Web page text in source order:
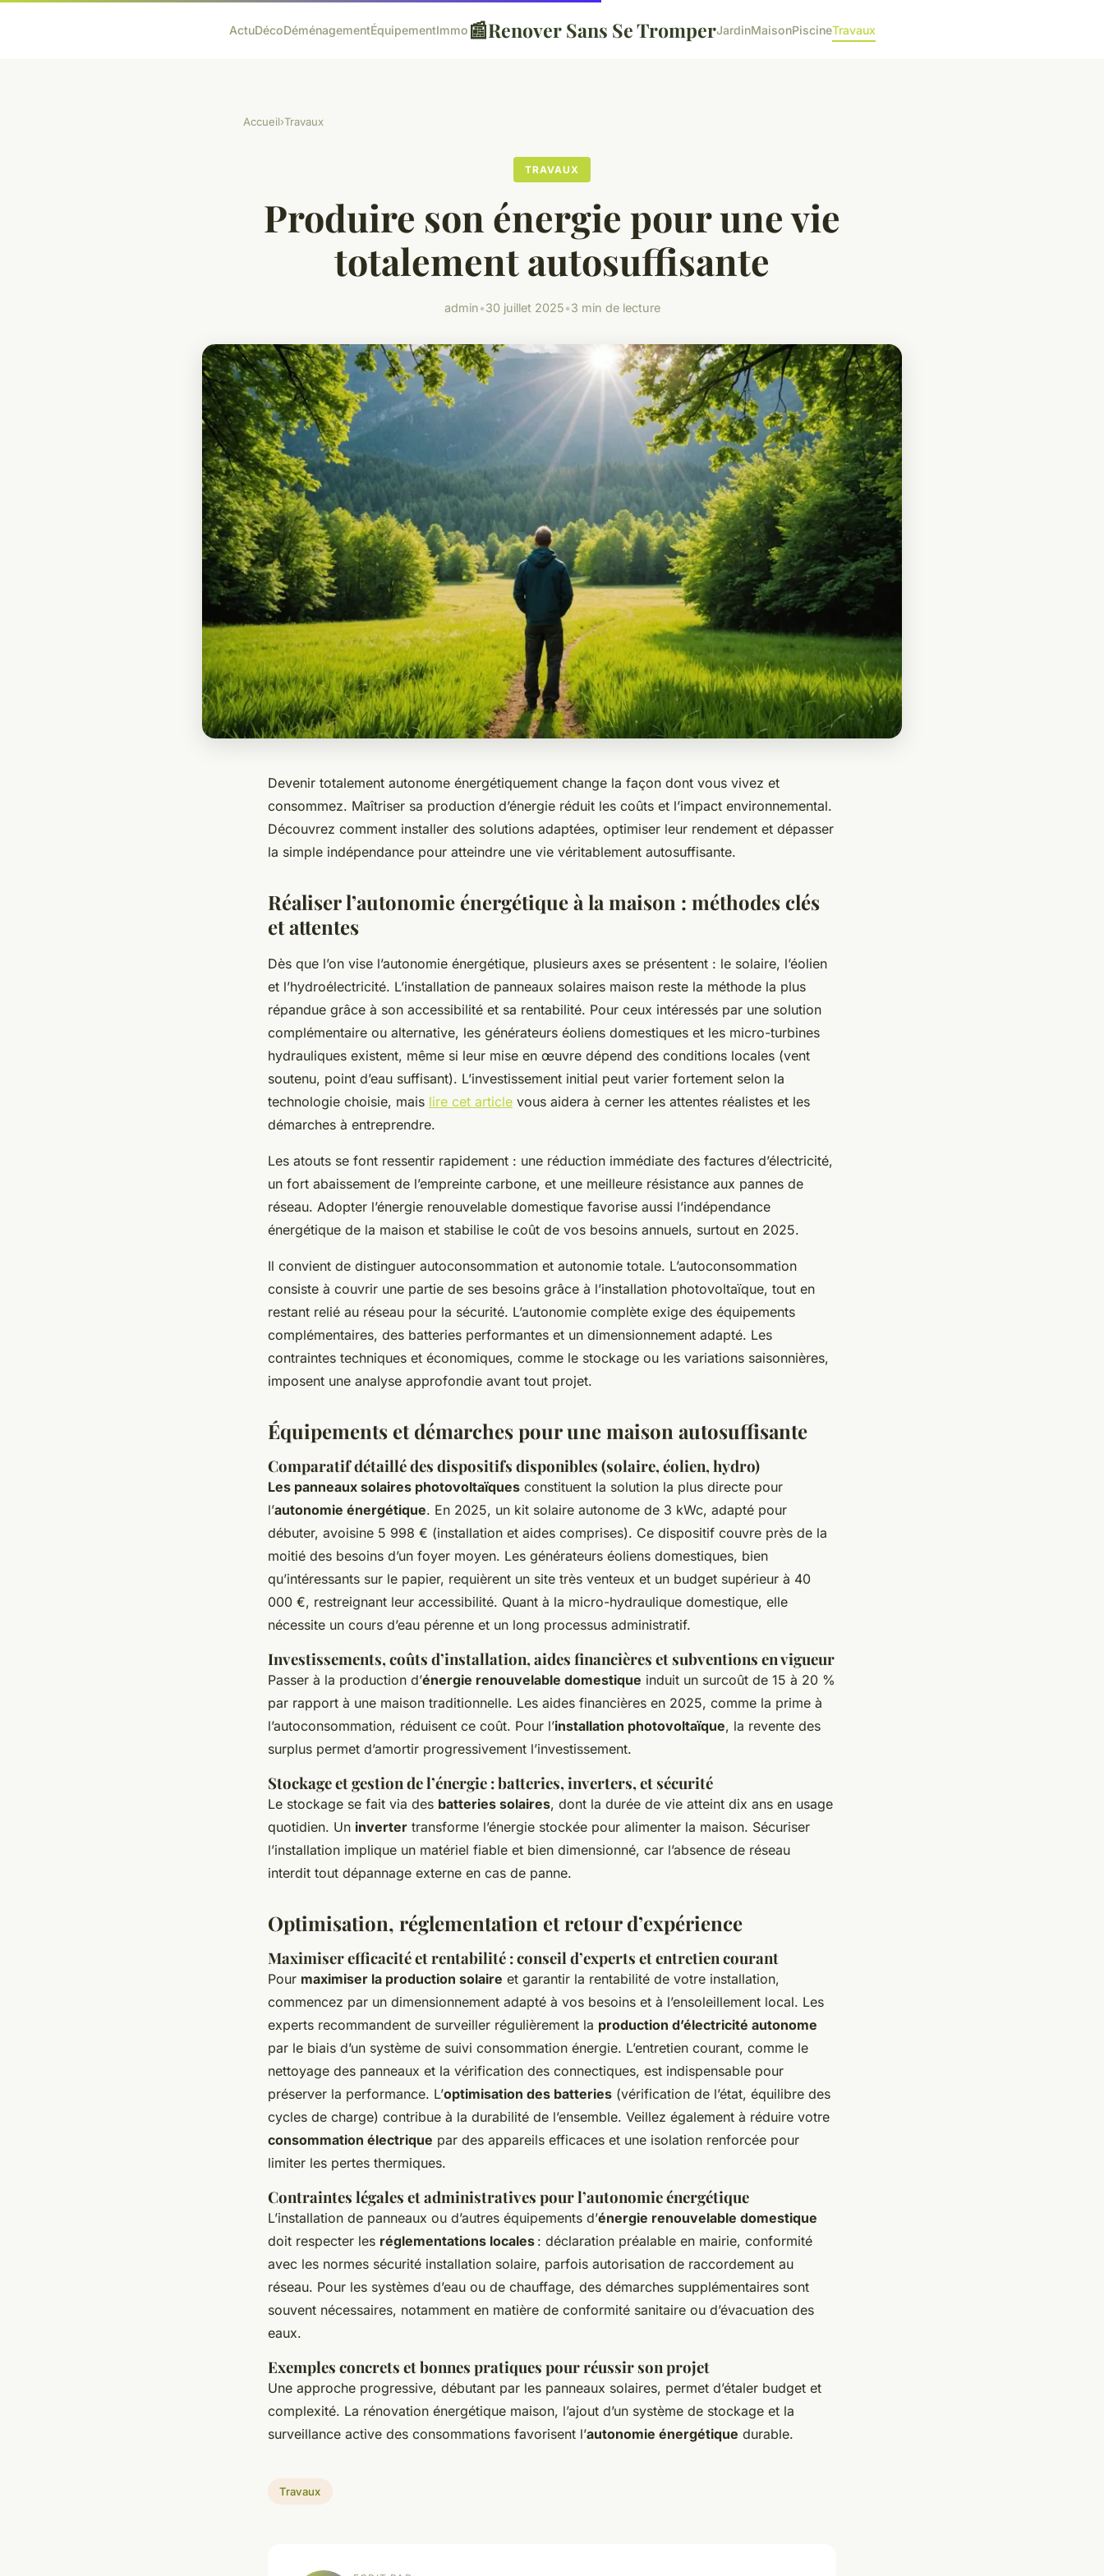
ActuDécoDéménagementÉquipementImmo 📰Renover Sans Se TromperJardinMaisonPiscineTravaux
Accueil›Travaux
TRAVAUX
Produire son énergie pour une vie
totalement autosuffisante
admin•30 juillet 2025•3 min de lecture
Devenir totalement autonome énergétiquement change la façon dont vous vivez et
consommez. Maîtriser sa production d’énergie réduit les coûts et l’impact environnemental.
Découvrez comment installer des solutions adaptées, optimiser leur rendement et dépasser
la simple indépendance pour atteindre une vie véritablement autosuffisante.
Réaliser l’autonomie énergétique à la maison : méthodes clés
et attentes
Dès que l’on vise l’autonomie énergétique, plusieurs axes se présentent : le solaire, l’éolien
et l’hydroélectricité. L’installation de panneaux solaires maison reste la méthode la plus
répandue grâce à son accessibilité et sa rentabilité. Pour ceux intéressés par une solution
complémentaire ou alternative, les générateurs éoliens domestiques et les micro-turbines
hydrauliques existent, même si leur mise en œuvre dépend des conditions locales (vent
soutenu, point d’eau suffisant). L’investissement initial peut varier fortement selon la
technologie choisie, mais lire cet article vous aidera à cerner les attentes réalistes et les
démarches à entreprendre.
Les atouts se font ressentir rapidement : une réduction immédiate des factures d’électricité,
un fort abaissement de l’empreinte carbone, et une meilleure résistance aux pannes de
réseau. Adopter l’énergie renouvelable domestique favorise aussi l’indépendance
énergétique de la maison et stabilise le coût de vos besoins annuels, surtout en 2025.
Il convient de distinguer autoconsommation et autonomie totale. L’autoconsommation
consiste à couvrir une partie de ses besoins grâce à l’installation photovoltaïque, tout en
restant relié au réseau pour la sécurité. L’autonomie complète exige des équipements
complémentaires, des batteries performantes et un dimensionnement adapté. Les
contraintes techniques et économiques, comme le stockage ou les variations saisonnières,
imposent une analyse approfondie avant tout projet.
Équipements et démarches pour une maison autosuffisante
Comparatif détaillé des dispositifs disponibles (solaire, éolien, hydro)
Les panneaux solaires photovoltaïques constituent la solution la plus directe pour
l’autonomie énergétique. En 2025, un kit solaire autonome de 3 kWc, adapté pour
débuter, avoisine 5 998 € (installation et aides comprises). Ce dispositif couvre près de la
moitié des besoins d’un foyer moyen. Les générateurs éoliens domestiques, bien
qu’intéressants sur le papier, requièrent un site très venteux et un budget supérieur à 40
000 €, restreignant leur accessibilité. Quant à la micro-hydraulique domestique, elle
nécessite un cours d’eau pérenne et un long processus administratif.
Investissements, coûts d’installation, aides financières et subventions en vigueur
Passer à la production d’énergie renouvelable domestique induit un surcoût de 15 à 20 %
par rapport à une maison traditionnelle. Les aides financières en 2025, comme la prime à
l’autoconsommation, réduisent ce coût. Pour l’installation photovoltaïque, la revente des
surplus permet d’amortir progressivement l’investissement.
Stockage et gestion de l’énergie : batteries, inverters, et sécurité
Le stockage se fait via des batteries solaires, dont la durée de vie atteint dix ans en usage
quotidien. Un inverter transforme l’énergie stockée pour alimenter la maison. Sécuriser
l’installation implique un matériel fiable et bien dimensionné, car l’absence de réseau
interdit tout dépannage externe en cas de panne.
Optimisation, réglementation et retour d’expérience
Maximiser efficacité et rentabilité : conseil d’experts et entretien courant
Pour maximiser la production solaire et garantir la rentabilité de votre installation,
commencez par un dimensionnement adapté à vos besoins et à l’ensoleillement local. Les
experts recommandent de surveiller régulièrement la production d’électricité autonome
par le biais d’un système de suivi consommation énergie. L’entretien courant, comme le
nettoyage des panneaux et la vérification des connectiques, est indispensable pour
préserver la performance. L’optimisation des batteries (vérification de l’état, équilibre des
cycles de charge) contribue à la durabilité de l’ensemble. Veillez également à réduire votre
consommation électrique par des appareils efficaces et une isolation renforcée pour
limiter les pertes thermiques.
Contraintes légales et administratives pour l’autonomie énergétique
L’installation de panneaux ou d’autres équipements d’énergie renouvelable domestique
doit respecter les réglementations locales : déclaration préalable en mairie, conformité
avec les normes sécurité installation solaire, parfois autorisation de raccordement au
réseau. Pour les systèmes d’eau ou de chauffage, des démarches supplémentaires sont
souvent nécessaires, notamment en matière de conformité sanitaire ou d’évacuation des
eaux.
Exemples concrets et bonnes pratiques pour réussir son projet
Une approche progressive, débutant par les panneaux solaires, permet d’étaler budget et
complexité. La rénovation énergétique maison, l’ajout d’un système de stockage et la
surveillance active des consommations favorisent l’autonomie énergétique durable.
Travaux